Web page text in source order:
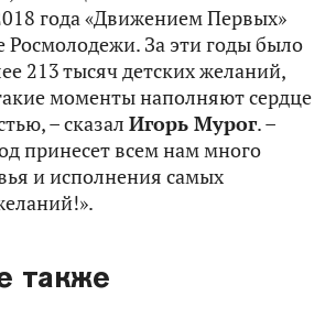
года «Движением Первых»
Росмолодежи. За эти годы было
213 тысяч детских желаний,
моменты наполняют сердце
– сказал Игорь Мурог. –
принесет всем нам много
и исполнения самых
также